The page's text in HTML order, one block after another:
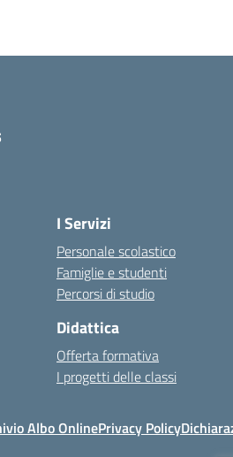
I Servizi
Personale scolastico
Famiglie e studenti
Percorsi di studio
Didattica
Offerta formativa
I progetti delle classi
Albo OnlinePrivacy Policy